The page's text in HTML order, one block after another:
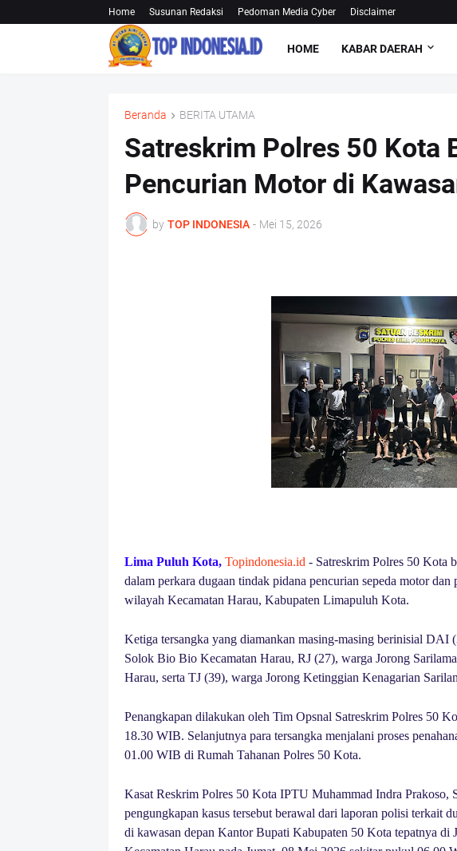
Home Susunan Redaksi Pedoman Media Cyber Disclaimer
HOME KABAR DAERAH
Beranda BERITA UTAMA
Satreskrim Polres 50 Kota
Pencurian Motor di
by TOP INDONESIA - Mei 15, 2026
Lima Puluh Kota, Topindonesia.id - Satreskrim Polres 50 Kota
dalam perkara dugaan tindak pidana pencurian sepeda motor
wilayah Kecamatan Harau, Kabupaten Limapuluh Kota.
Ketiga tersangka yang diamankan masing-masing berinisial
Solok Bio Bio Kecamatan Harau, RJ (27), warga Jorong
Harau, serta TJ (39), warga Jorong Ketinggian Kenagarian
Penangkapan dilakukan oleh Tim Opsnal Satreskrim Polres 50
18.30 WIB. Selanjutnya para tersangka menjalani proses
01.00 WIB di Rumah Tahanan Polres 50 Kota.
Kasat Reskrim Polres 50 Kota IPTU Muhammad Indra
pengungkapan kasus tersebut berawal dari laporan polisi terkait
di kawasan depan Kantor Bupati Kabupaten 50 Kota tepatnya di